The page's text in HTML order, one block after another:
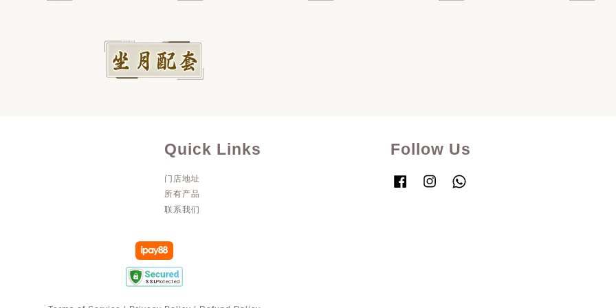
Quick Links
门店地址
所有产品
联系我们
Follow Us
FacebookInstagram